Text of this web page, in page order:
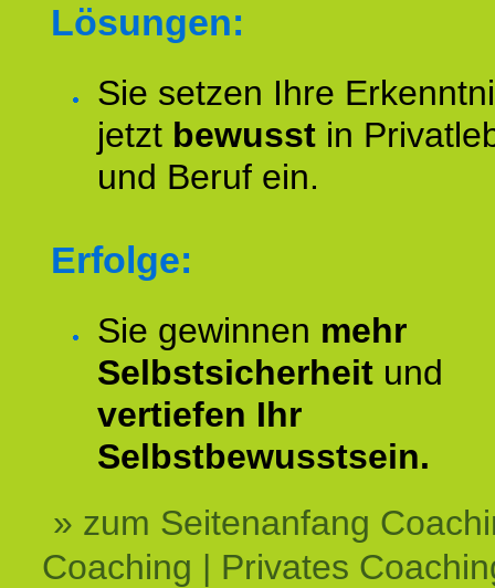
Lösungen:
Sie setzen Ihre
jetzt bewusst in
und Beruf ein.
Erfolge:
Sie gewinnen mehr
Selbstsicherheit und
vertiefen Ihr
Selbstbewusstsein.
» zum Seitenanfang
Coaching | Privates